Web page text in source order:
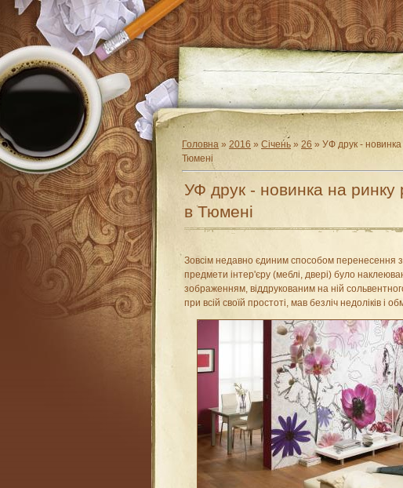
Головна » 2016 » Січень » 26 » УФ друк -
Тюмені
УФ друк - новинка на ринку
в Тюмені
Зовсім недавно єдиним способом перенесення
предмети інтер'єру (меблі, двері) було
зображенням, віддрукованим на ній
при всій своїй простоті, мав безліч недоліків і